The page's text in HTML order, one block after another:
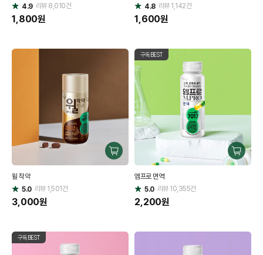
별
점
4.9 리뷰8,010건
1,800원
별
점
4.8 리뷰1,142건
1,600원
구
매
윌 작약
별
점
5.0 리뷰1,501건
3,000원
구독BEST
구
매
엠프로 면역
별
점
5.0 리뷰10,355건
2,200원
구독BEST